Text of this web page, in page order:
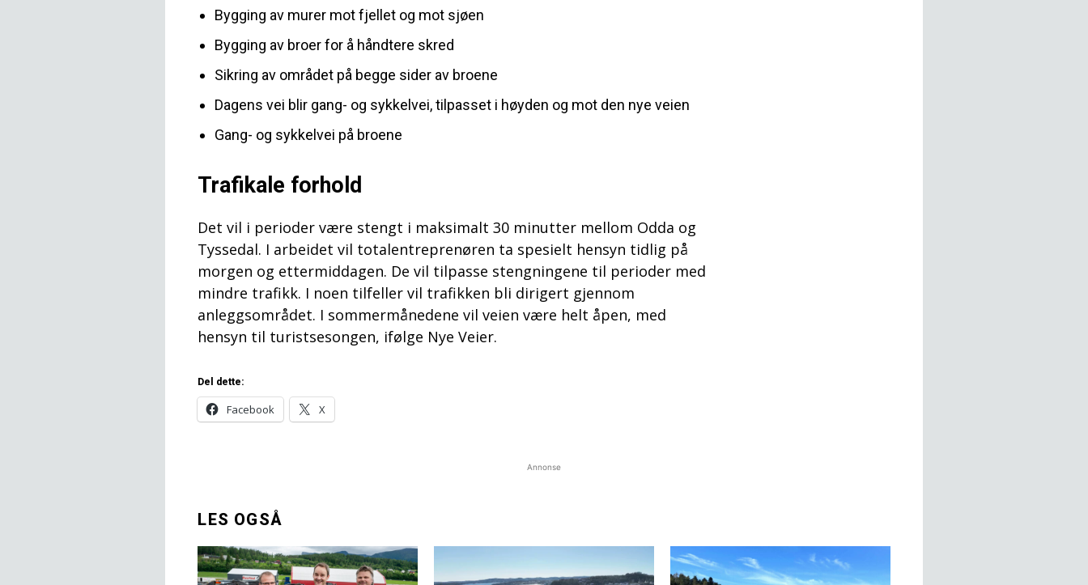
Bygging av murer mot fjellet og mot sjøen
Bygging av broer for å håndtere skred
Sikring av området på begge sider av broene
Dagens vei blir gang- og sykkelvei, tilpasset i høyden og mot den nye veien
Gang- og sykkelvei på broene
Trafikale forhold
Det vil i perioder være stengt i maksimalt 30 minutter mellom Odda og
Tyssedal. I arbeidet vil totalentreprenøren ta spesielt hensyn tidlig på
morgen og ettermiddagen. De vil tilpasse stengningene til perioder med
mindre trafikk. I noen tilfeller vil trafikken bli dirigert gjennom
anleggsområdet. I sommermånedene vil veien være helt åpen, med
hensyn til turistsesongen, ifølge Nye Veier.
Del dette:
Facebook X
Annonse
LES OGSÅ